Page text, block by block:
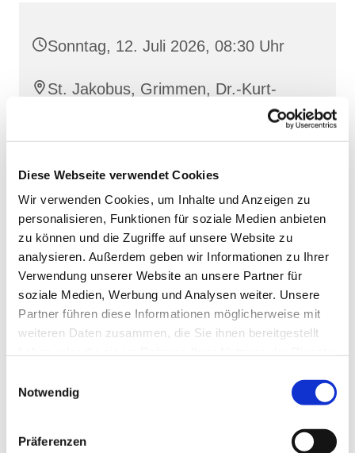
Diese Webseite verwendet Cookies
Wir verwenden Cookies, um Inhalte und Anzeigen zu
personalisieren, Funktionen für soziale Medien anbieten
zu können und die Zugriffe auf unsere Website zu
analysieren. Außerdem geben wir Informationen zu Ihrer
Verwendung unserer Website an unsere Partner für
soziale Medien, Werbung und Analysen weiter. Unsere
Partner führen diese Informationen möglicherweise mit
weiteren Daten zusammen, die Sie ihnen bereitgestellt
Notwendig
Präferenzen
Sonntag, 12. Juli 2026, 08:30 Uhr
St. Jakobus, Grimmen, Dr.-Kurt-
Fischer-Straße 1, 18507 Grimmen